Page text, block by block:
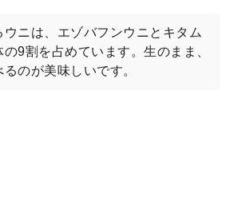
ウニは、エゾバフンウニとキタム
9割を占めています。生のまま、
のが美味しいです。